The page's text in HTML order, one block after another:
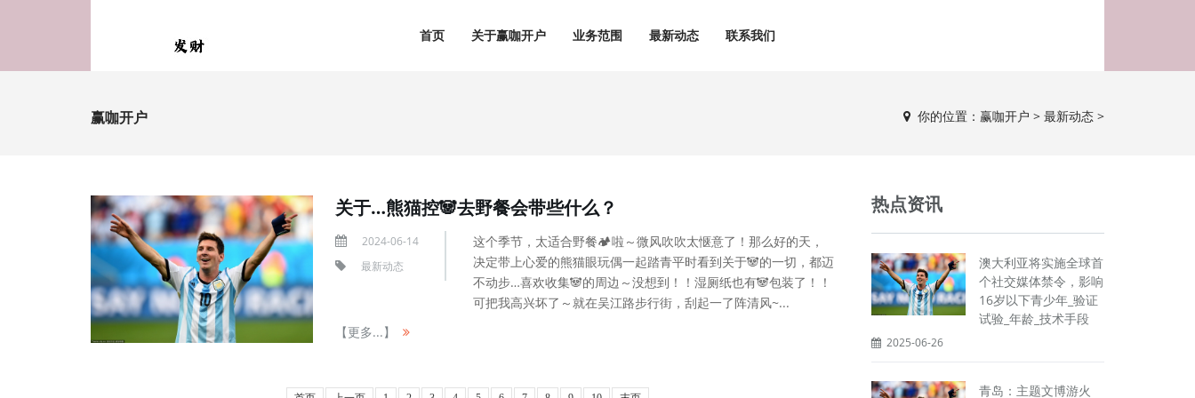
首页 关于赢咖开户 业务范围 最新动态 联系我们
赢咖开户 你的位置： 赢咖开户 > 最新动态 >
关于…熊猫控🐼去野餐会带些什么？
2024-06-14
最新动态
这个季节，太适合野餐🏕啦～微风吹吹太惬意了！那么好的天，
决定带上心爱的熊猫眼玩偶一起踏青平时看到关于🐼的一切，都迈
不动步…喜欢收集🐼的周边～没想到！！湿厕纸也有🐼包装了！！
可把我高兴坏了～就在吴江路步行街，刮起一了阵清风~...
【更多...】
热点资讯
澳大利亚将实施全球首
个社交媒体禁令，影响
16岁以下青少年_验证
试验_年龄_技术手段
2025-06-26
青岛：主题文博游火